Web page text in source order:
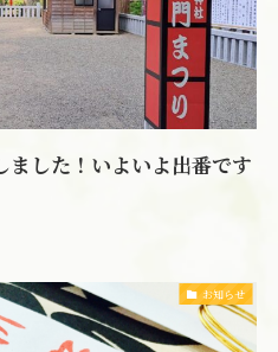
した！いよいよ出番です
お知らせ